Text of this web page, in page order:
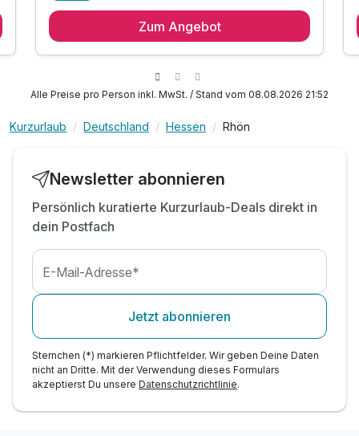
2 x gesundes Verwöhnfrühstück
1 x Flasche Mineralwasser auf dem Zimmer
inkl. Nutzung unseres Schwimmbeckens (30°C)
inkl. Salzsauna & Infrarotkabine
inkl. Ruhebereich mit Echtholzkamin
inkl. Erholung im über 120 m² großen
Außenbereich
inkl. Nutzung des Fitnessbereiches im
Zum Angebot
Alle Preise pro Person inkl. MwSt. / Stand vom 08.08.2026 21:52
Kurzurlaub Deutschland Hessen Rhön
Newsletter abonnieren
Persönlich kuratierte Kurzurlaub-Deals direkt in
dein Postfach
E-Mail-Adresse*
Jetzt abonnieren
Sternchen (*) markieren Pflichtfelder. Wir geben Deine Daten
nicht an Dritte. Mit der Verwendung dieses Formulars
akzeptierst Du unsere Datenschutzrichtlinie.